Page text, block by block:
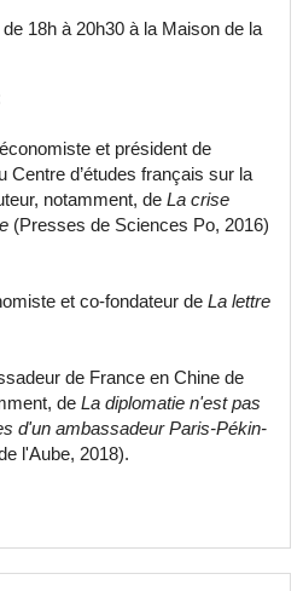
18h à 20h30 à la Maison de la
et président de
Centre d’études français sur la
notamment, de La crise
(Presses de Sciences Po, 2016)
et co-fondateur de La lettre
de France en Chine de
de La diplomatie n'est pas
d'un ambassadeur Paris-Pékin-
l'Aube, 2018).